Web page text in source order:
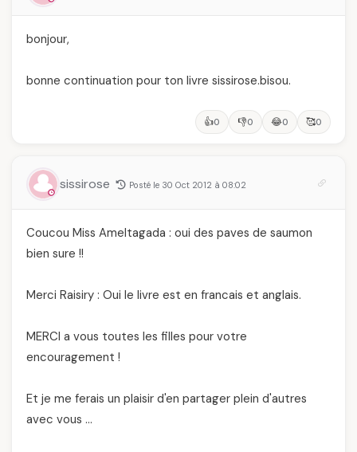
bonjour,
bonne continuation pour ton livre sissirose.bisou.
👍0 👎0 😂0 🥰0
sissirose Posté le 30 Oct 2012 à 08:02
Coucou Miss Ameltagada : oui des paves de saumon
bien sure !!
Merci Raisiry : Oui le livre est en francais et anglais.
MERCI a vous toutes les filles pour votre
encouragement !
Et je me ferais un plaisir d'en partager plein d'autres
avec vous …